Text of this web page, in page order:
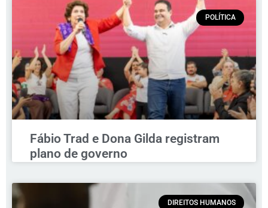
POLÍTICA
Fábio Trad e Dona Gilda registram
plano de governo
DIREITOS HUMANOS